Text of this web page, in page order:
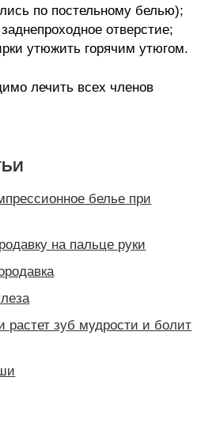
по постельному белью);
отверстие;
утюжить горячим утюгом.
лечить всех членов
белье при
на пальце руки
растет зуб мудрости и болит